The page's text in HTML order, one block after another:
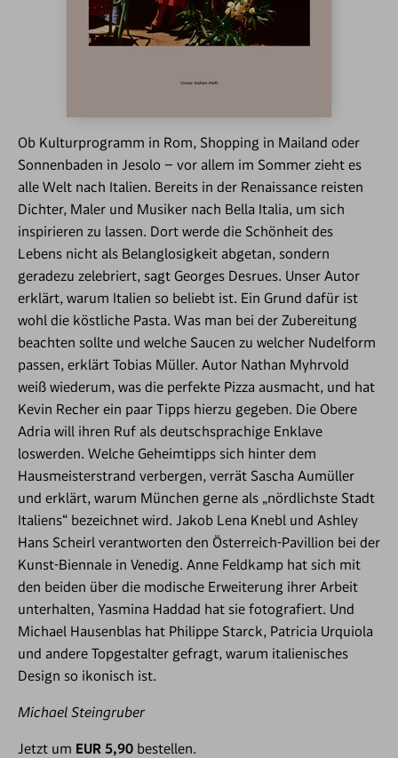
Ob Kulturprogramm in Rom, Shopping in Mailand oder
Sonnenbaden in Jesolo – vor allem im Sommer zieht es
alle Welt nach Italien. Bereits in der Renaissance reisten
Dichter, Maler und Musiker nach Bella Italia, um sich
inspirieren zu lassen. Dort werde die Schönheit des
Lebens nicht als Belanglosigkeit abgetan, sondern
geradezu zelebriert, sagt Georges Desrues. Unser Autor
erklärt, warum Italien so beliebt ist. Ein Grund dafür ist
wohl die köstliche Pasta. Was man bei der Zubereitung
beachten sollte und welche Saucen zu welcher Nudelform
passen, erklärt Tobias Müller. Autor Nathan Myhrvold
weiß wiederum, was die perfekte Pizza ausmacht, und hat
Kevin Recher ein paar Tipps hierzu gegeben. Die Obere
Adria will ihren Ruf als deutschsprachige Enklave
loswerden. Welche Geheimtipps sich hinter dem
Hausmeisterstrand verbergen, verrät Sascha Aumüller
und erklärt, warum München gerne als „nördlichste Stadt
Italiens“ bezeichnet wird. Jakob Lena Knebl und Ashley
Hans Scheirl verantworten den Österreich-Pavillion bei der
Kunst-Biennale in Venedig. Anne Feldkamp hat sich mit
den beiden über die modische Erweiterung ihrer Arbeit
unterhalten, Yasmina Haddad hat sie fotografiert. Und
Michael Hausenblas hat Philippe Starck, Patricia Urquiola
und andere Topgestalter gefragt, warum italienisches
Design so ikonisch ist.
Michael Steingruber
Jetzt um EUR 5,90 bestellen.